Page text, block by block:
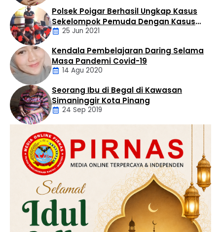
Artikel
Daerah
Polsek Poigar Berhasil Ungkap Kasus
Sekelompok Pemuda Dengan Kasus
Pencabulan
25 Jun 2021
Artikel
Kendala Pembelajaran Daring Selama
Masa Pandemi Covid-19
14 Agu 2020
Daerah
Hukum
Kriminal
Labusel
Seorang Ibu di Begal di Kawasan
Simaninggir Kota Pinang
24 Sep 2019